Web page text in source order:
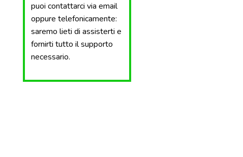
puoi contattarci via email
oppure telefonicamente:
saremo lieti di assisterti e
fornirti tutto il supporto
necessario.